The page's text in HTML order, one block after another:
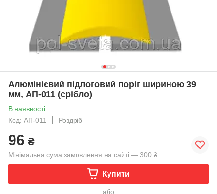
Алюмінієвий підлоговий поріг шириною 39
мм, АП-011 (срібло)
В наявності
Код: АП-011
Роздріб
96 ₴
Мінімальна сума замовлення на сайті — 300 ₴
Купити
або